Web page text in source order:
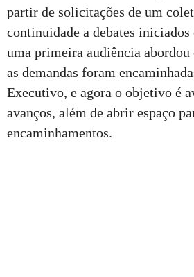
partir de solicitações de um
continuidade a debates iniciados
uma primeira audiência abordou
as demandas foram
Executivo, e agora o objetivo é
avanços, além de abrir espaço
encaminhamentos.